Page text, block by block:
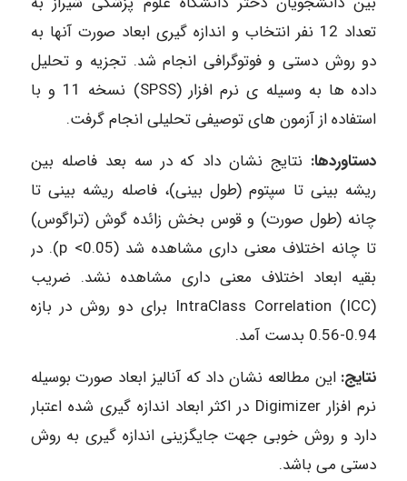
تعداد 12 نفر انتخاب و اندازه گیری ابعاد صورت آنها به
دو روش دستی و فوتوگرافی انجام شد. تجزیه و تحلیل
داده ها به وسیله ی نرم افزار (SPSS) نسخه 11 و با
استفاده از آزمون های توصیفی تحلیلی انجام گرفت.
دستاوردها: نتایج نشان داد که در سه بعد فاصله بین
ریشه بینی تا سپتوم (طول بینی)، فاصله ریشه بینی تا
چانه (طول صورت) و قوس بخش زائده گوش (تراگوس)
تا چانه اختلاف معنی داری مشاهده شد (0.05> p). در
بقیه ابعاد اختلاف معنی داری مشاهده نشد. ضریب
(IntraClass Correlation (ICC برای دو روش در بازه
0.94-0.56 بدست آمد.
نتایج: این مطالعه نشان داد که آنالیز ابعاد صورت بوسیله
نرم افزار Digimizer در اکثر ابعاد اندازه گیری شده اعتبار
دارد و روش خوبی جهت جایگزینی اندازه گیری به روش
دستی می باشد.